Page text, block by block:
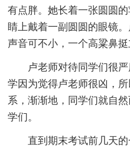
有点胖。她长着一张圆圆
睛上戴着一副圆圆的眼镜
声音可不小，一个高粱鼻挺
卢老师对待同学们很
学因为觉得卢老师很凶，
系，渐渐地，同学们就自
学们。
直到期末考试前几天